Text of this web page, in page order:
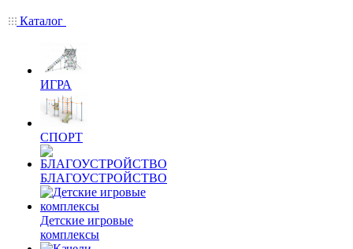
Каталог
ИГРА
СПОРТ
БЛАГОУСТРОЙСТВО
Детские игровые
комплексы